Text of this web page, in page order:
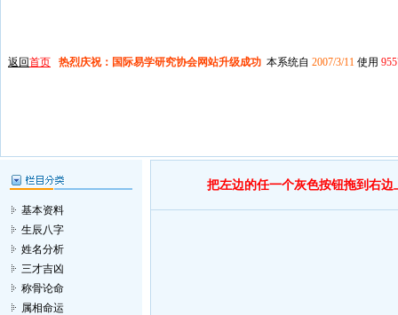
返回首页 热烈庆祝：国际易学研究协会网站升级成功 本系统自 2007/3/11 使用
基本资料
生辰八字
姓名分析
三才吉凶
称骨论命
属相命运
把左边的任一个灰色按钮拖到右边